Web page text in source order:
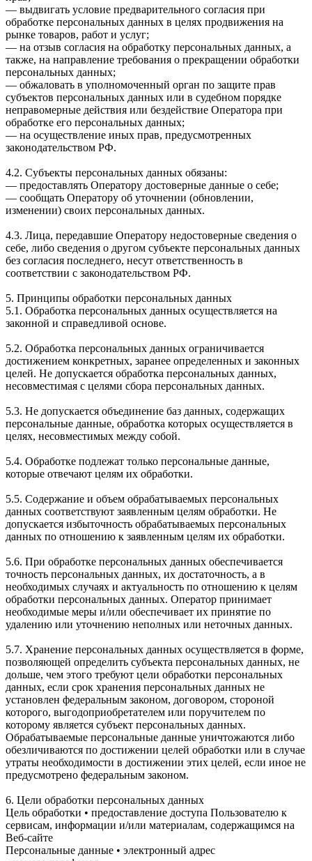
— выдвигать условие предварительного согласия при
обработке персональных данных в целях продвижения на
рынке товаров, работ и услуг;
— на отзыв согласия на обработку персональных данных, а
также, на направление требования о прекращении обработки
персональных данных;
— обжаловать в уполномоченный орган по защите прав
субъектов персональных данных или в судебном порядке
неправомерные действия или бездействие Оператора при
обработке его персональных данных;
— на осуществление иных прав, предусмотренных
законодательством РФ.
4.2. Субъекты персональных данных обязаны:
— предоставлять Оператору достоверные данные о себе;
— сообщать Оператору об уточнении (обновлении,
изменении) своих персональных данных.
4.3. Лица, передавшие Оператору недостоверные сведения о
себе, либо сведения о другом субъекте персональных данных
без согласия последнего, несут ответственность в
соответствии с законодательством РФ.
5. Принципы обработки персональных данных
5.1. Обработка персональных данных осуществляется на
законной и справедливой основе.
5.2. Обработка персональных данных ограничивается
достижением конкретных, заранее определенных и законных
целей. Не допускается обработка персональных данных,
несовместимая с целями сбора персональных данных.
5.3. Не допускается объединение баз данных, содержащих
персональные данные, обработка которых осуществляется в
целях, несовместимых между собой.
5.4. Обработке подлежат только персональные данные,
которые отвечают целям их обработки.
5.5. Содержание и объем обрабатываемых персональных
данных соответствуют заявленным целям обработки. Не
допускается избыточность обрабатываемых персональных
данных по отношению к заявленным целям их обработки.
5.6. При обработке персональных данных обеспечивается
точность персональных данных, их достаточность, а в
необходимых случаях и актуальность по отношению к целям
обработки персональных данных. Оператор принимает
необходимые меры и/или обеспечивает их принятие по
удалению или уточнению неполных или неточных данных.
5.7. Хранение персональных данных осуществляется в форме,
позволяющей определить субъекта персональных данных, не
дольше, чем этого требуют цели обработки персональных
данных, если срок хранения персональных данных не
установлен федеральным законом, договором, стороной
которого, выгодоприобретателем или поручителем по
которому является субъект персональных данных.
Обрабатываемые персональные данные уничтожаются либо
обезличиваются по достижении целей обработки или в случае
утраты необходимости в достижении этих целей, если иное не
предусмотрено федеральным законом.
6. Цели обработки персональных данных
Цель обработки • предоставление доступа Пользователю к
сервисам, информации и/или материалам, содержащимся на
Веб-сайте
Персональные данные • электронный адрес